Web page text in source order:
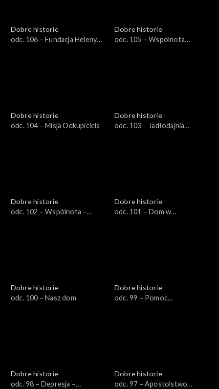
Dobre historie
odc. 106 – Fundacja Heleny
Dobre historie
odc. 105 – Wspólnota
Dobre historie
odc. 104 – Misja Odkupiciela
Dobre historie
odc. 103 – Jadłodajnia
Dobre historie
odc. 102 – Wspólnota –
Dobre historie
odc. 101 – Dom w
Dobre historie
odc. 100 – Nasz dom
Dobre historie
odc. 99 – Pomoc
Dobre historie
odc. 98 – Depresja –
Dobre historie
odc. 97 – Apostolstwo